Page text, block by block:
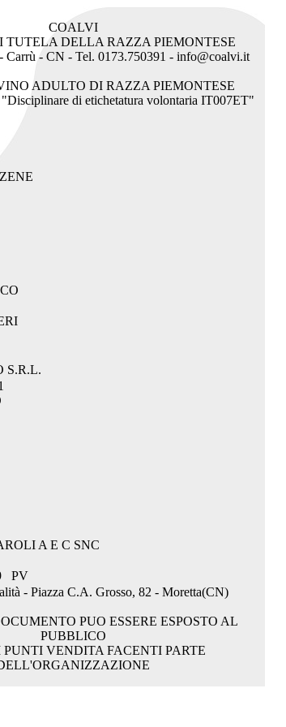
COALVI
TUTELA DELLA RAZZA PIEMONTESE
Carrù - CN - Tel. 0173.750391 - info@coalvi.it
ADULTO DI RAZZA PIEMONTESE
"Disciplinare di etichetatura volontaria IT007ET"
S.R.L.
A E C SNC
PV
- Piazza C.A. Grosso, 82 - Moretta(CN)
PUO ESSERE ESPOSTO AL
PUBBLICO
PUNTI VENDITA FACENTI PARTE